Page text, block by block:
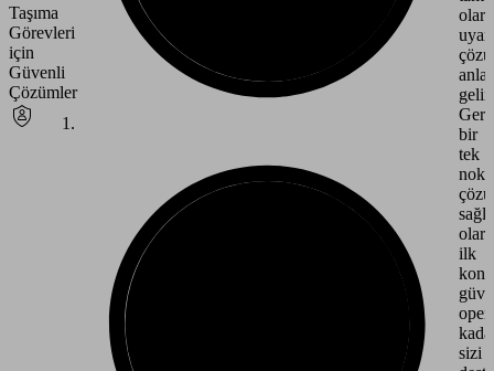
Taşıma
Görevleri
için
Güvenli
Çözümler
gelir.
bir
tek
ilk
sizi